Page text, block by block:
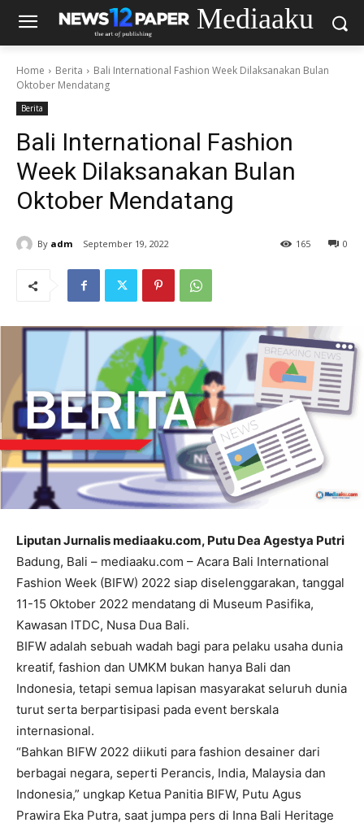
Mediaaku
Home Berita
Bali International Fashion Week Dilaksanakan Bulan
Oktober Mendatang
Berita
Bali International Fashion
Week Dilaksanakan Bulan
Oktober Mendatang
By adm September 19, 2022 0
165
Liputan Jurnalis mediaaku.com, Putu Dea Agestya Putri
Badung, Bali – mediaaku.com – Acara Bali International
Fashion Week (BIFW) 2022 siap diselenggarakan, tanggal
11-15 Oktober 2022 mendatang di Museum Pasifika,
Kawasan ITDC, Nusa Dua Bali.
BIFW adalah sebuah wadah bagi para pelaku usaha dunia
kreatif, fashion dan UMKM bukan hanya Bali dan
Indonesia, tetapi semua lapisan masyarakat seluruh dunia
turut serta berpartisipasi pada event berskala
internasional.
“Bahkan BIFW 2022 diikuti para fashion desainer dari
berbagai negara, seperti Perancis, India, Malaysia dan
Indonesia,” ungkap Ketua Panitia BIFW, Putu Agus
Prawira Eka Putra, saat jumpa pers di Inna Bali Heritage